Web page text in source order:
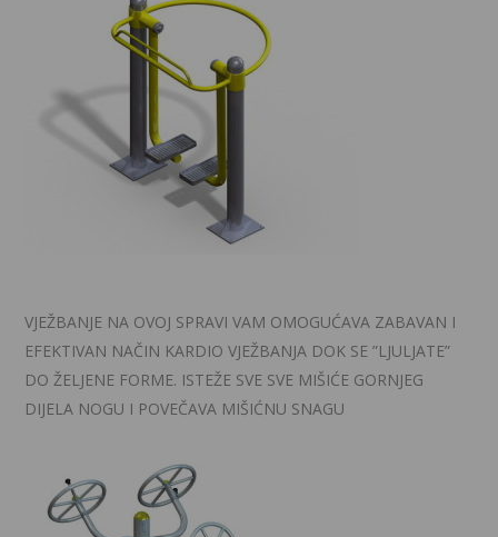
VJEŽBANJE NA OVOJ SPRAVI VAM OMOGUĆAVA ZABAVAN I
EFEKTIVAN NAČIN KARDIO VJEŽBANJA DOK SE ”LJULJATE”
DO ŽELJENE FORME. ISTEŽE SVE SVE MIŠIĆE GORNJEG
DIJELA NOGU I POVEČAVA MIŠIĆNU SNAGU